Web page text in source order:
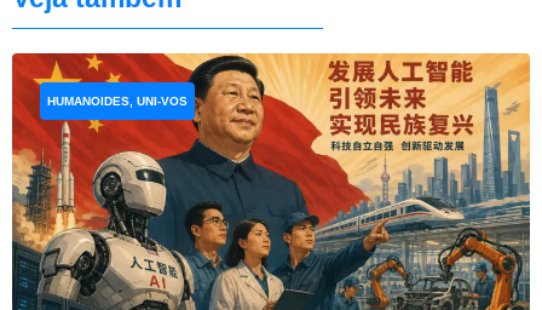
HUMANOIDES, UNI-VOS